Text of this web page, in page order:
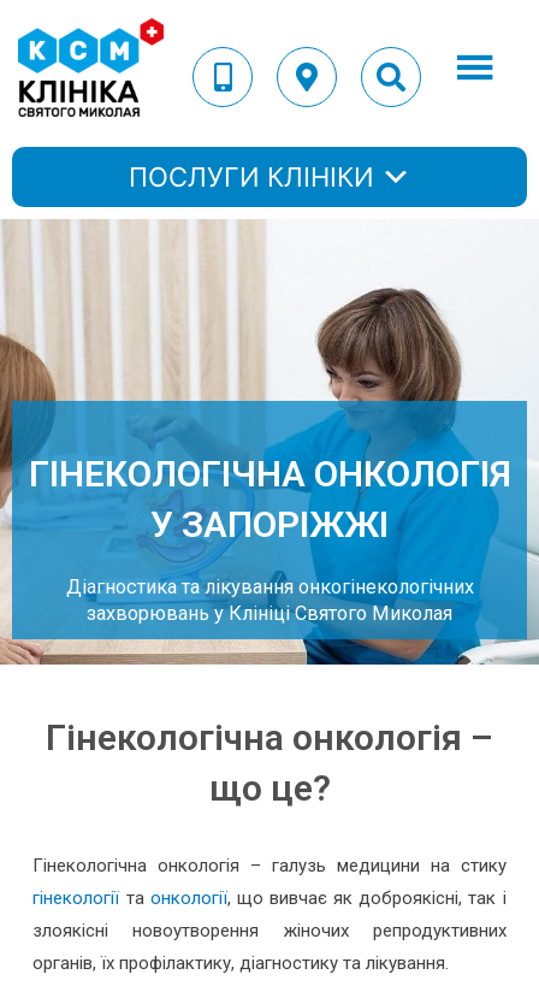
ПОСЛУГИ КЛІНІКИ
ГІНЕКОЛОГІЧНА ОНКОЛОГІЯ
У ЗАПОРІЖЖІ
Діагностика та лікування онкогінекологічних
захворювань у Клініці Святого Миколая
Гінекологічна онкологія –
що це?
Гінекологічна онкологія – галузь медицини на стику
гінекології та онкології, що вивчає як доброякісні, так і
злоякісні новоутворення жіночих репродуктивних
органів, їх профілактику, діагностику та лікування.